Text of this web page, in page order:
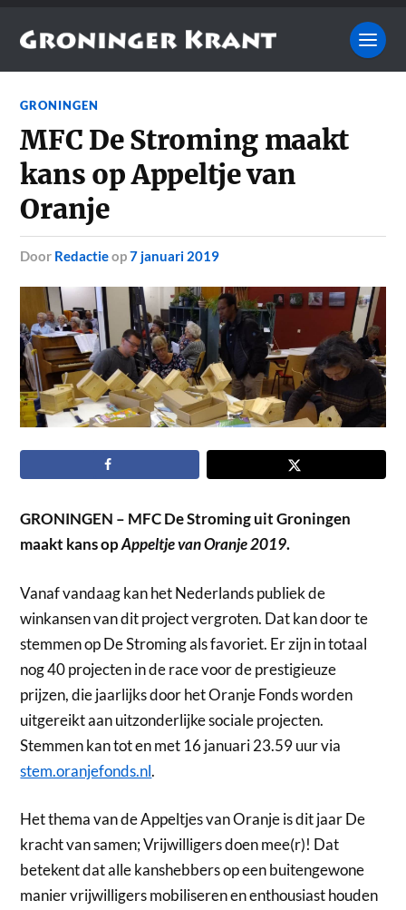
GRONINGEN
MFC De Stroming maakt
kans op Appeltje van
Oranje
door Redactieop7 januari 2019
GRONINGEN – MFC De Stroming uit Groningen
maakt kans opAppeltje van Oranje 2019.
Vanaf vandaag kan het Nederlands publiek de
winkansen van dit project vergroten. Dat kan door te
stemmen op De Stroming als favoriet. Er zijn in totaal
nog 40 projecten in de race voor de prestigieuze
prijzen, die jaarlijks door het Oranje Fonds worden
uitgereikt aan uitzonderlijke sociale projecten.
Stemmen kan tot en met 16 januari 23.59 uur via
stem.oranjefonds.nl.
Het thema van de Appeltjes van Oranje is dit jaar De
kracht van samen; Vrijwilligers doen mee(r)! Dat
betekent dat alle kanshebbers op een buitengewone
manier vrijwilligers mobiliseren en enthousiast houden